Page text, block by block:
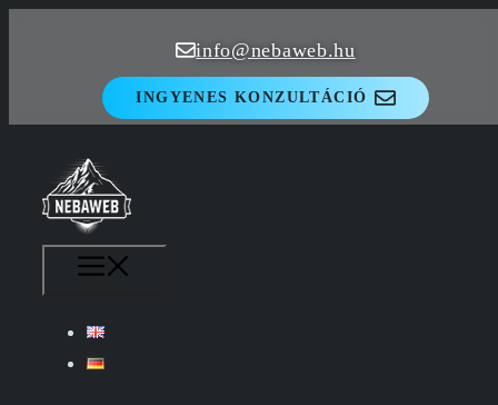
info@nebaweb.hu
INGYENES KONZULTÁCIÓ